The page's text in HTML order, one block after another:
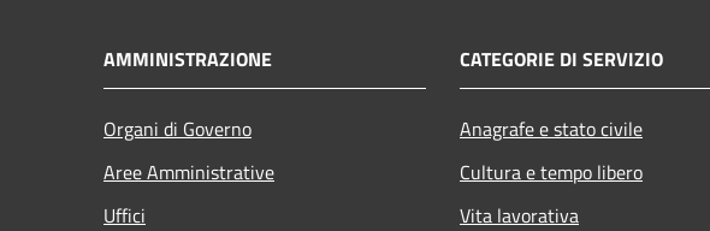
AMMINISTRAZIONE
Organi di Governo
Aree Amministrative
Uffici
CATEGORIE DI SERVIZIO
Anagrafe e stato civile
Cultura e tempo libero
Vita lavorativa